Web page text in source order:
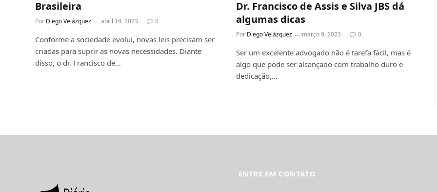
Brasileira
Por Diego Velázquez abril 19, 2023 0
Conforme a sociedade evolui, novas leis precisam ser
criadas para suprir as novas necessidades. Diante
disso, o dr. Francisco de…
Dr. Francisco de Assis e Silva JBS dá
algumas dicas
Por Diego Velázquez março 9, 2023 0
Ser um excelente advogado não é tarefa fácil, mas é
algo que pode ser alcançado com trabalho duro e
dedicação,…
ENTRE EM CONTATO